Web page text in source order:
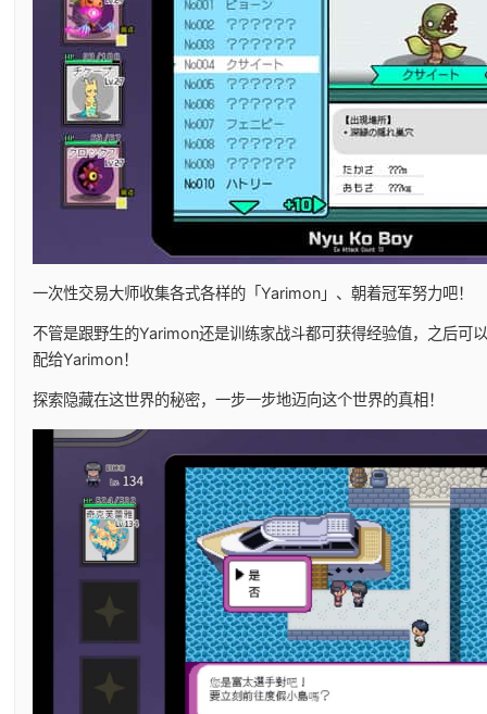
一次性交易大师收集各式各样的「Yarimon」、朝着冠军努力吧！
不管是跟野生的Yarimon还是训练家战斗都可获得经验值，之后可
配给Yarimon！
探索隐藏在这世界的秘密，一步一步地迈向这个世界的真相！